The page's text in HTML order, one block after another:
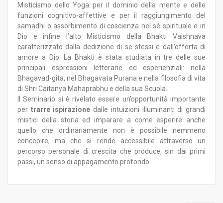
Misticismo dello Yoga per il dominio della mente e delle
funzioni cognitivo-affettive e per il raggiungimento del
samadhi o assorbimento di coscienza nel sé spirituale e in
Dio e infine l’alto Misticismo della Bhakti Vaishnava
caratterizzato dalla dedizione di se stessi e dall’offerta di
amore a Dio. La Bhakti è stata studiata in tre delle sue
principali espressioni letterarie ed esperienziali: nella
Bhagavad-gita, nel Bhagavata Purana e nella filosofia di vita
di Shri Caitanya Mahaprabhu e della sua Scuola.
Il Seminario si è rivelato essere un’opportunità importante
per trarre ispirazione dalle intuizioni illuminanti di grandi
mistici della storia ed imparare a come esperire anche
quello che ordinariamente non è possibile nemmeno
concepire, ma che si rende accessibile attraverso un
percorso personale di crescita che produce, sin dai primi
passi, un senso di appagamento profondo.